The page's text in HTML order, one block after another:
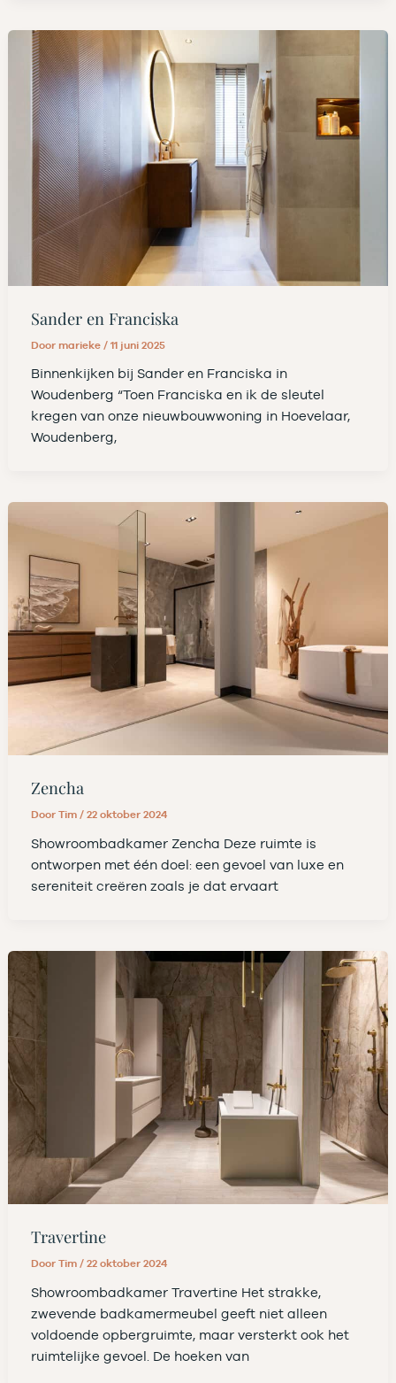
Sander en Franciska
Doormarieke /11 juni 2025
Binnenkijken bij Sander en Franciska in
Woudenberg “Toen Franciska en ik de sleutel
kregen van onze nieuwbouwwoning in Hoevelaar,
Woudenberg,
Zencha
DoorTim/22 oktober 2024
Showroombadkamer Zencha Deze ruimte is
ontworpen met één doel: een gevoel van luxe en
sereniteit creëren zoals je dat ervaart
Travertine
DoorTim /22 oktober 2024
Showroombadkamer Travertine Het strakke,
zwevende badkamermeubel geeft niet alleen
voldoende opbergruimte, maar versterkt ook het
ruimtelijke gevoel. De hoeken van